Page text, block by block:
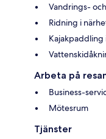
Vandrings-
Ridning i
Kajakpaddling
Arbeta på
Business-
Mötesrum
Tjänster